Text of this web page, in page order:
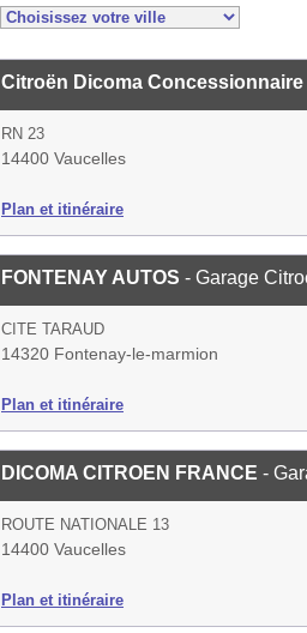
Citroën Dicoma Concessionnaire
RN 23
14400 Vaucelles
Plan et itinéraire
FONTENAY AUTOS - Garage
CITE TARAUD
14320 Fontenay-le-marmion
Plan et itinéraire
DICOMA CITROEN FRANCE -
ROUTE NATIONALE 13
14400 Vaucelles
Plan et itinéraire